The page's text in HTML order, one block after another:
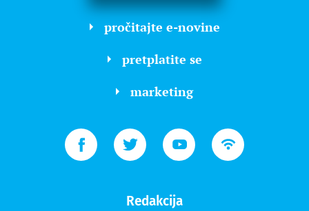
pročitajte e-novine
pretplatite se
marketing
Redakcija